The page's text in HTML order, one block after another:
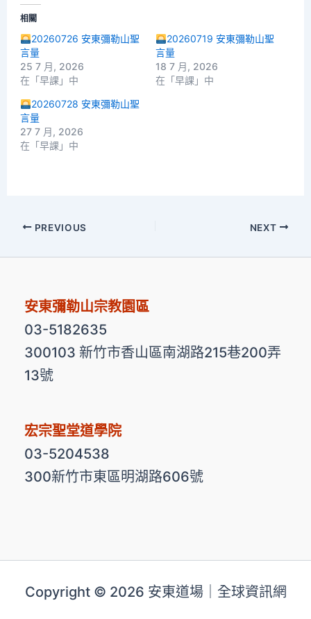
相關
20260726 安東彌勒山聖
言量
25 7 月, 2026
在「早課」中
20260719 安東彌勒山聖
言量
18 7 月, 2026
在「早課」中
20260728 安東彌勒山聖
言量
27 7 月, 2026
在「早課」中
PREVIOUS NEXT
安東彌勒山宗教園區
03-5182635
300103 新竹市香山區南湖路215巷200弄
13號
宏宗聖堂道學院
03-5204538
300新竹市東區明湖路606號
Copyright © 2026 安東道場｜全球資訊網